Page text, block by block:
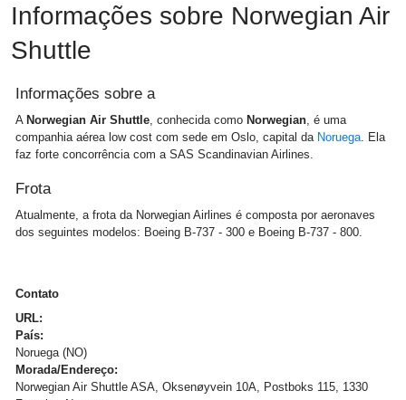
Informações sobre Norwegian Air
Shuttle
Informações sobre a
A Norwegian Air Shuttle , conhecida como Norwegian , é uma
companhia aérea low cost com sede em Oslo, capital da Noruega . Ela
faz forte concorrência com a SAS Scandinavian Airlines.
Frota
Atualmente, a frota da Norwegian Airlines é composta por aeronaves
dos seguintes modelos: Boeing B-737 - 300 e Boeing B-737 - 800.
Contato
URL:
País:
Noruega (NO)
Morada/Endereço:
Norwegian Air Shuttle ASA, Oksenøyvein 10A, Postboks 115, 1330